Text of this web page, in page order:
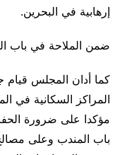
إرهابية في البحرين.
ضمن الملاحة في باب
كما أدان المجلس قيام
المراكز السكانية في
مؤكدا على ضرورة
باب المندب وعلى